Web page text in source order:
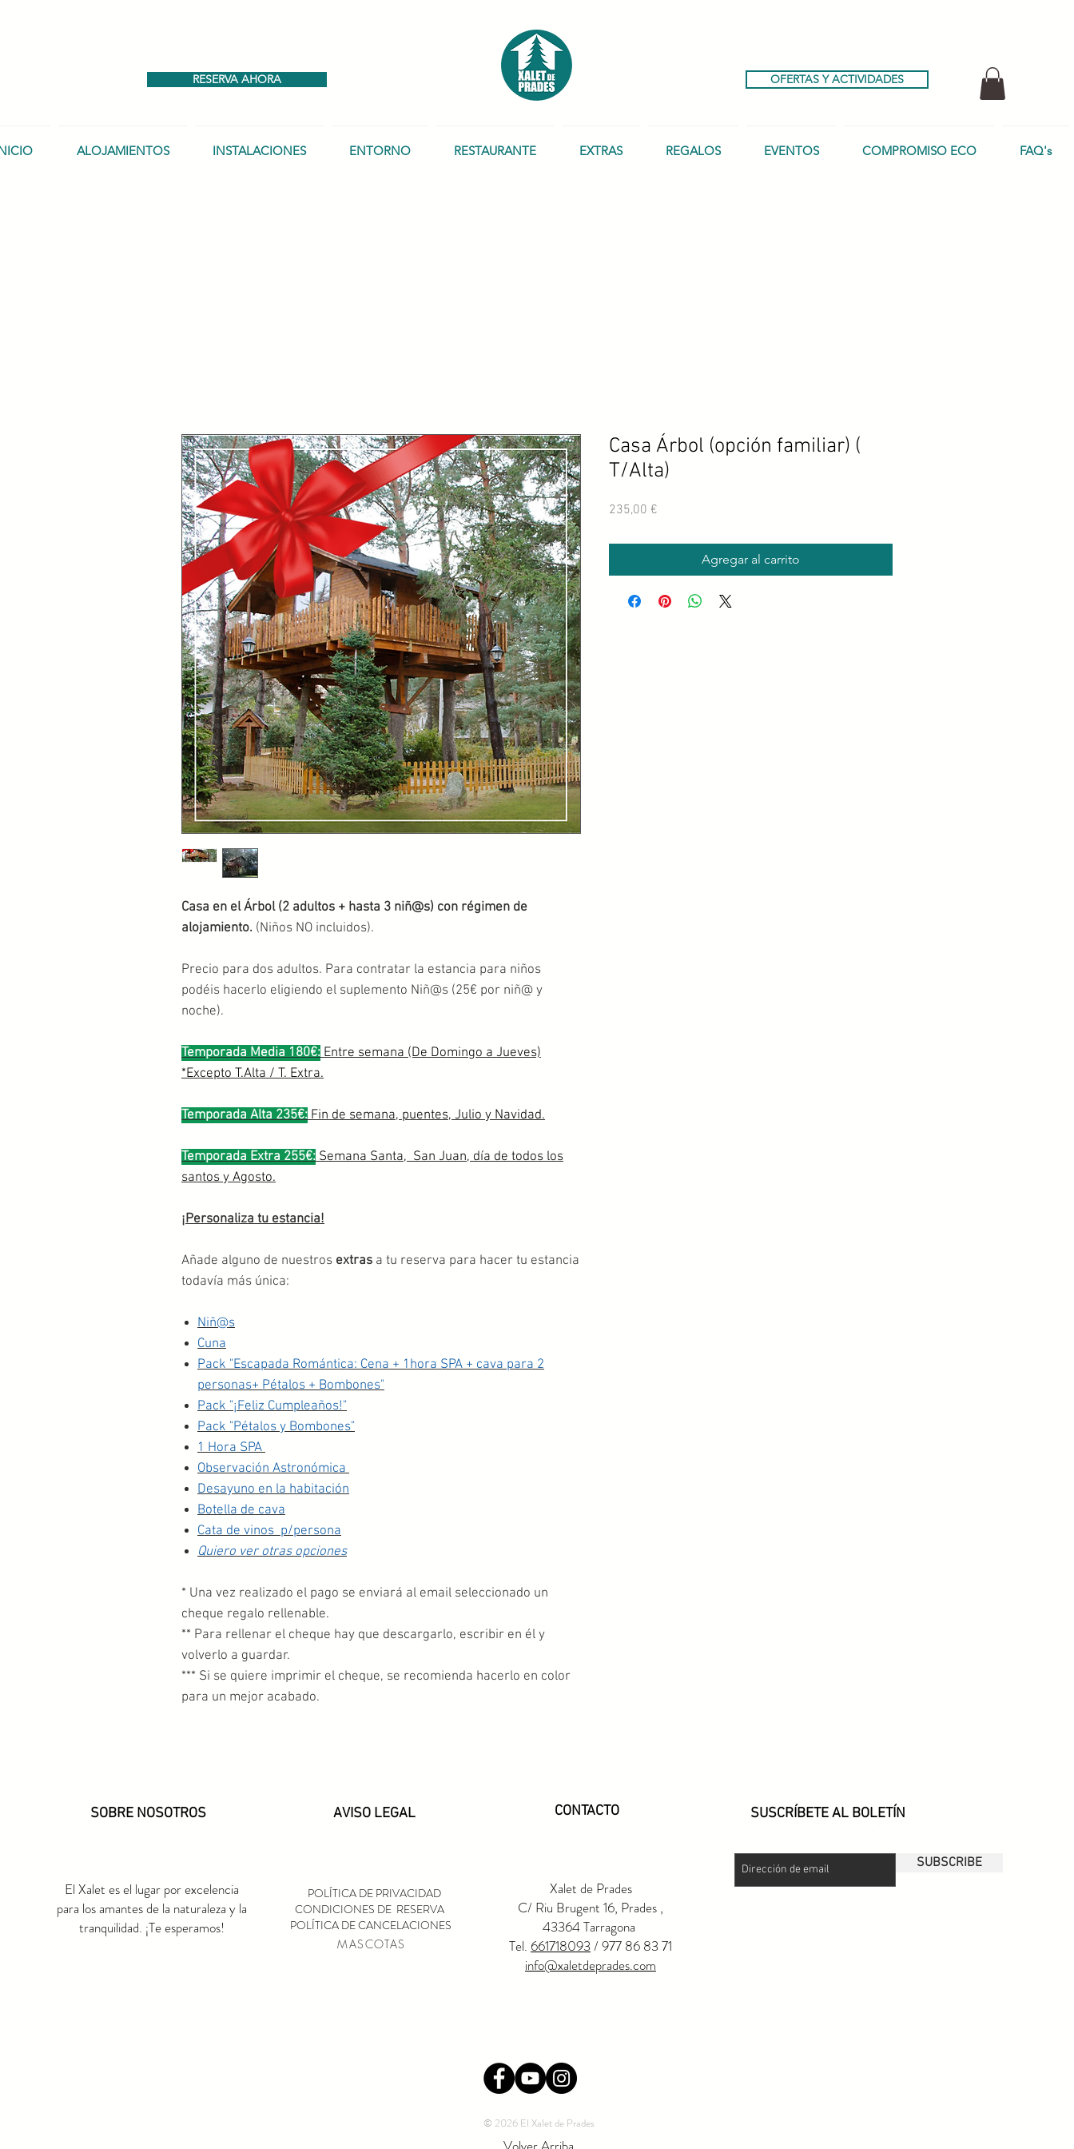
RESERVA AHORA OFERTAS Y ACTIVIDADES
ALOJAMIENTOS INSTALACIONES ENTORNO RESTAURANTE EXTRAS REGALOS EVENTOS COMPROMISO ECO FAQ's
Casa en el Árbol (2 adultos + hasta 3 niñ@s) con régimen de
alojamiento. (Niños NO incluidos).
Precio para dos adultos. Para contratar la estancia para niños
podéis hacerlo eligiendo el suplemento Niñ@s (25€ por niñ@ y
noche).
Temporada Media 180€: Entre semana (De Domingo a Jueves)
*Excepto T.Alta / T. Extra.
Temporada Alta 235€: Fin de semana, puentes, Julio y Navidad.
Temporada Extra 255€: Semana Santa, San Juan, día de todos los
santos y Agosto.
¡Personaliza tu estancia!
Añade alguno de nuestros extras a tu reserva para hacer tu estancia
todavía más única:
Niñ@s
Cuna
Pack "Escapada Romántica: Cena + 1hora SPA + cava para 2
personas+ Pétalos + Bombones"
Pack "¡Feliz Cumpleaños!"
Pack "Pétalos y Bombones"
1 Hora SPA
Observación Astronómica
Desayuno en la habitación
Botella de cava
Cata de vinos p/persona
Quiero ver otras opciones
* Una vez realizado el pago se enviará al email seleccionado un
cheque regalo rellenable.
** Para rellenar el cheque hay que descargarlo, escribir en él y
volverlo a guardar.
*** Si se quiere imprimir el cheque, se recomienda hacerlo en color
para un mejor acabado.
Casa Árbol (opción familiar) (
T/Alta)
235,00 €
Agregar al carrito
SOBRE NOSOTROS
El Xalet es el lugar por excelencia
para los amantes de la naturaleza y la
tranquilidad. ¡Te esperamos!
AVISO LEGAL CONTACTO
POLÍTICA DE PRIVACIDAD
CONDICIONES DE RESERVA
Xalet de Prades
C/ Riu Brugent 16, Prades ,
43364Tarragona
Tel. 661718093 / 977 86 83 71
info@xaletdeprades.com
POLÍTICA DE CANCELACIONES
MASCOTAS
SUSCRÍBETE AL BOLETÍN
SUBSCRIBE
© 2026 El Xalet de Prades